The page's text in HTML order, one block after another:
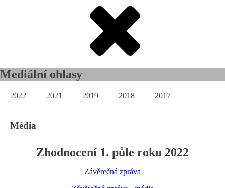
Mediální ohlasy
2022 2021 2019 2018 2017
Média
Zhodnocení 1. půle roku 2022
Závěrečná zpráva